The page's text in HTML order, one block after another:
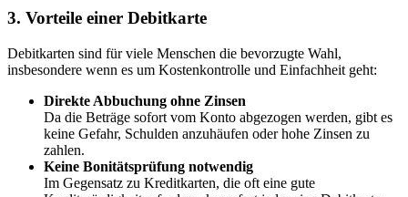
3. Vorteile einer Debitkarte
Debitkarten sind für viele Menschen die bevorzugte Wahl,
insbesondere wenn es um Kostenkontrolle und Einfachheit geht:
Direkte Abbuchung ohne Zinsen
Da die Beträge sofort vom Konto abgezogen werden, gibt es
keine Gefahr, Schulden anzuhäufen oder hohe Zinsen zu
zahlen.
Keine Bonitätsprüfung notwendig
Im Gegensatz zu Kreditkarten, die oft eine gute